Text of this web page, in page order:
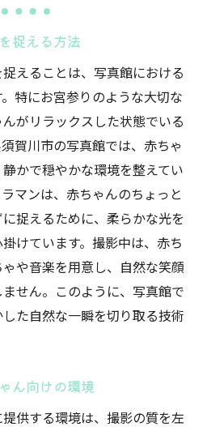
捉える方法
えることは、写真館における
特にお宮参りのような大切な
がリラックスした状態でいる
賀川市の写真館では、赤ちゃ
かで穏やかな環境を整えてい
マンは、赤ちゃんのちょっと
捉えるために、柔らかな光を
けています。撮影中は、赤ち
や音楽を用意し、自然な笑顔
せん。このように、写真館で
た自然な一瞬を切り取る技術
ん向けの環境
供する環境は、撮影の質を左